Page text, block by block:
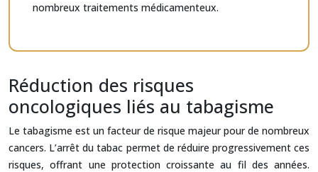
nombreux traitements médicamenteux.
Réduction des risques
oncologiques liés au tabagisme
Le tabagisme est un facteur de risque majeur pour de nombreux
cancers. L’arrêt du tabac permet de réduire progressivement ces
risques, offrant une protection croissante au fil des années.